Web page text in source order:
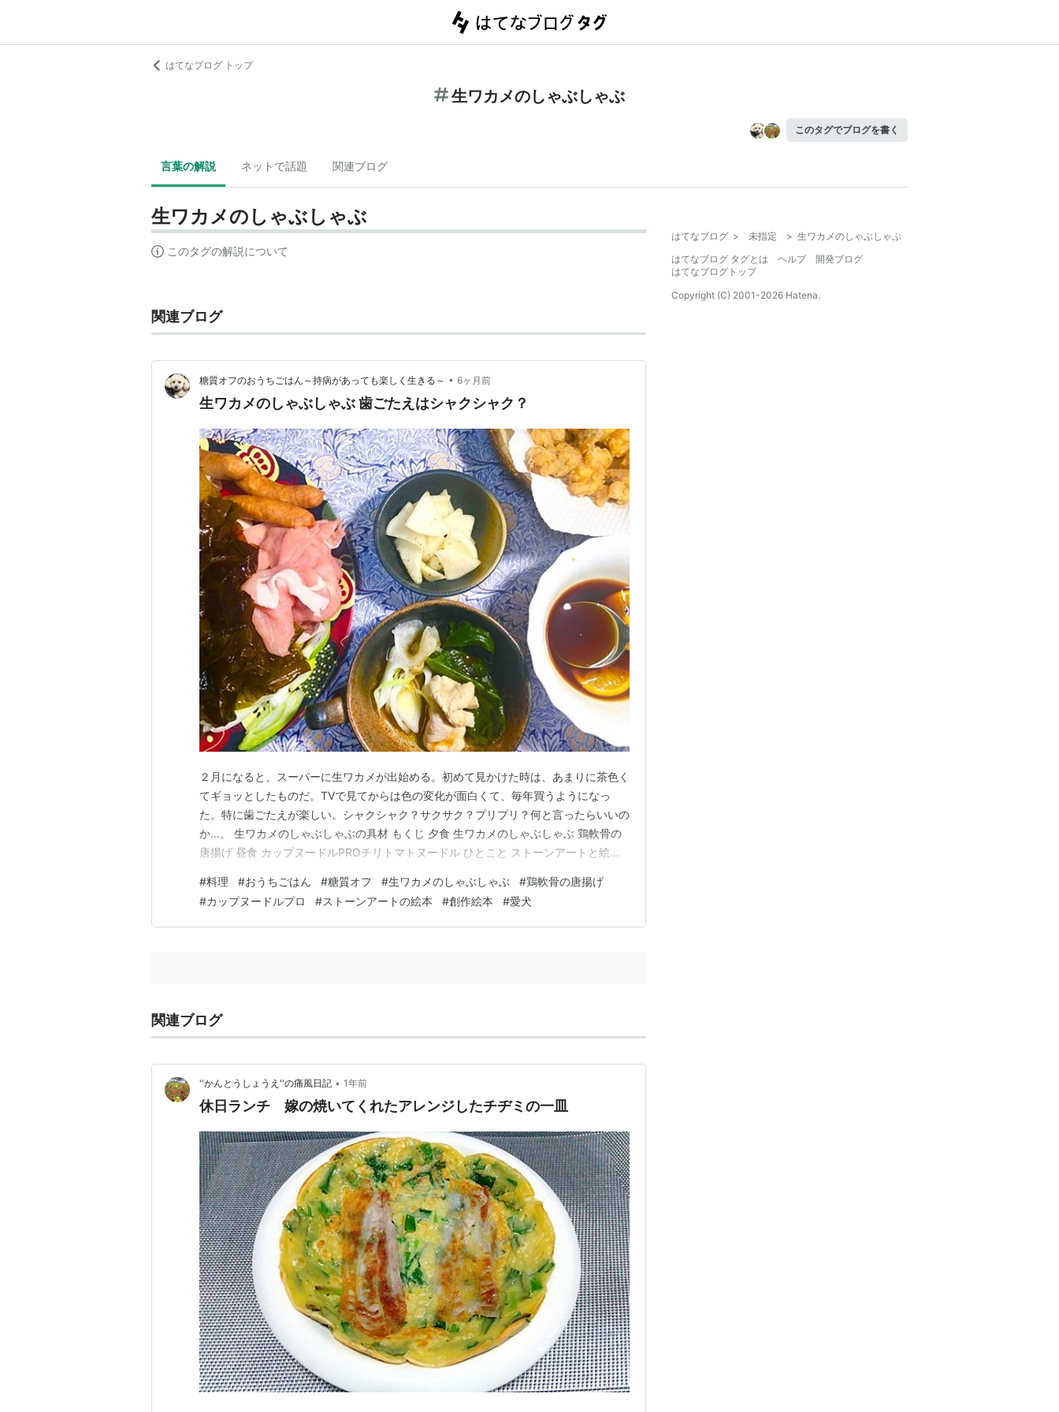
はてなブログ トップ
生ワカメのしゃぶしゃぶ
このタグでブログを書く
言葉の解説 ネットで話題 関連ブログ
生ワカメのしゃぶしゃぶ
このタグの解説について
関連ブログ
糖質オフのおうちごはん～持病があっても楽しく生きる～ • 6ヶ月前
生ワカメのしゃぶしゃぶ 歯ごたえはシャクシャク？
２月になると、スーパーに生ワカメが出始める。初めて見かけた時は、あまりに茶色く
てギョッとしたものだ。TVで見てからは色の変化が面白くて、毎年買うようになっ
た。特に歯ごたえが楽しい。シャクシャク？サクサク？プリプリ？何と言ったらいいの
か…。 生ワカメのしゃぶしゃぶの具材 もくじ 夕食 生ワカメのしゃぶしゃぶ 鶏軟骨の
唐揚げ 昼食 カップヌードルPROチリトマトヌードル ひとこと ストーンアートと絵本
生ワカメ 全部で１枚。 切り分けて、他の具材と盛りつけます。本日は豚肉、「シャウ
エッセン夜味」、白菜、ネギ、大根スラ…
#料理 #おうちごはん #糖質オフ #生ワカメのしゃぶしゃぶ #鶏軟骨の唐揚げ
#カップヌードルプロ #ストーンアートの絵本 #創作絵本 #愛犬
関連ブログ
''かんとうしょうえ''の痛風日記 • 1年前
休日ランチ 嫁の焼いてくれたアレンジしたチヂミの一皿
はてなブログ > 未指定 > 生ワカメのしゃぶしゃぶ
はてなブログ タグとは
ヘルプ
開発ブログ
はてなブログトップ
Copyright (C) 2001-2026 Hatena.